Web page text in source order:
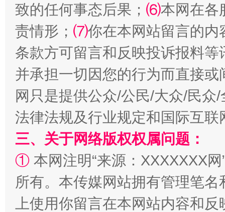
全民健身五年计划来了！等你上场
阿坝州三大球赛在茂县开幕 规模
致的任何事态后果； ⑹本网在各
责情形； ⑺你在本网站留言的内
条款方可留言和反映投诉报料
并承担一切因您的行为而直接
网只是提供公众/公民/大众/民
法律法规及行业规定和国际互
三、关于网络版权权属问题：
① 本网注明“来源：XXXXXXX
所有。本传媒网站拥有管理笔
上使用你留言在本网站内容和